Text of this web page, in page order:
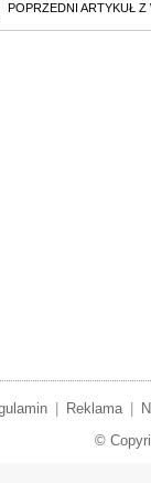
POPRZEDNI ARTYKUŁ Z
Reklama
©